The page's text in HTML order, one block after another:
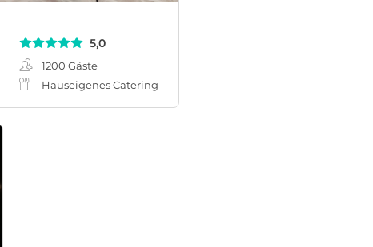
5,0
1200 Gäste
Hauseigenes Catering